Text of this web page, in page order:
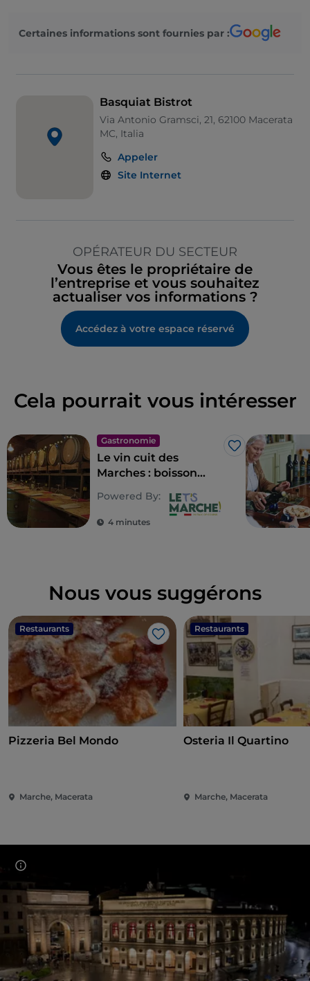
Certaines informations sont fournies par :
Basquiat Bistrot
Via Antonio Gramsci, 21, 62100 Macerata
MC, Italia
Appeler
Site Internet
OPÉRATEUR DU SECTEUR
Vous êtes le propriétaire de
l’entreprise et vous souhaitez
actualiser vos informations ?
Accédez à votre espace réservé
Cela pourrait vous intéresser
Gastronomie
J’aime
Le vin cuit des
Marches : boisson
Powered By:
4 minutes
Nous vous suggérons
Restaurants
J’aime
Pizzeria Bel Mondo
Marche, Macerata
Restaurants
Osteria Il Quartino
Marche, Macerata